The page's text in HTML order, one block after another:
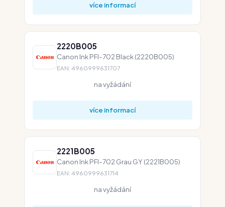
více informací
2220B005
Canon Ink PFI-702 Black (2220B005)
EAN: 4960999631707
na vyžádání
více informací
2221B005
Canon Ink PFI-702 Grau GY (2221B005)
EAN: 4960999631714
na vyžádání